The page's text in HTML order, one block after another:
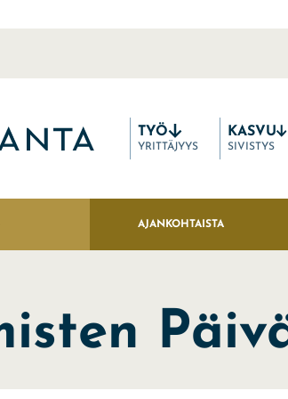
TYÖ
YRITTÄJYYS
KASVU
SIVISTYS
AJANKOHTAISTA